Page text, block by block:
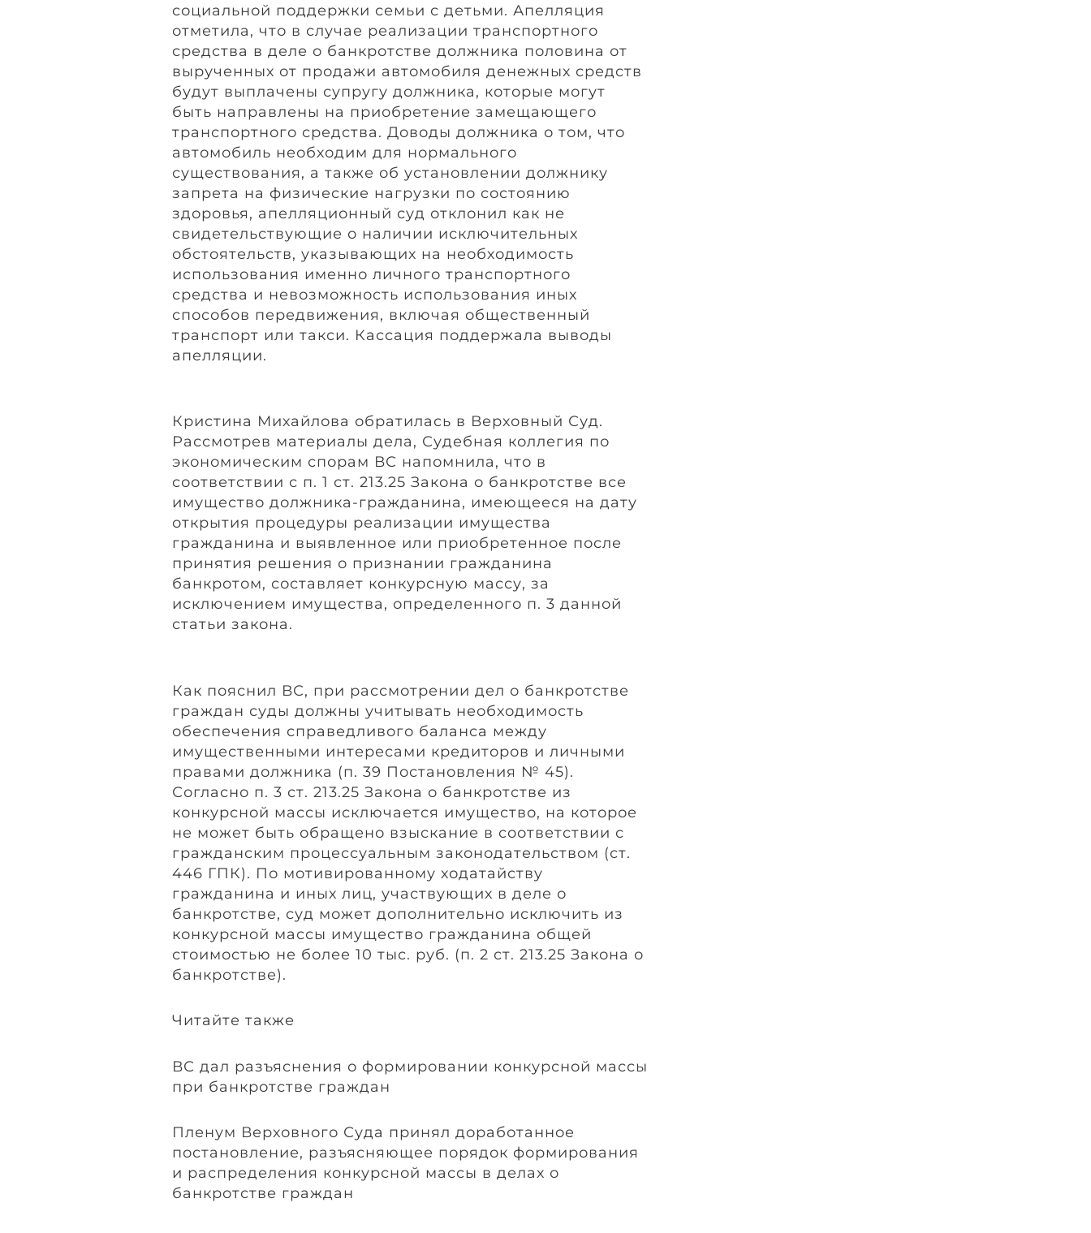
социальной поддержки семьи с детьми. Апелляция
отметила, что в случае реализации транспортного
средства в деле о банкротстве должника половина от
вырученных от продажи автомобиля денежных средств
будут выплачены супругу должника, которые могут
быть направлены на приобретение замещающего
транспортного средства. Доводы должника о том, что
автомобиль необходим для нормального
существования, а также об установлении должнику
запрета на физические нагрузки по состоянию
здоровья, апелляционный суд отклонил как не
свидетельствующие о наличии исключительных
обстоятельств, указывающих на необходимость
использования именно личного транспортного
средства и невозможность использования иных
способов передвижения, включая общественный
транспорт или такси. Кассация поддержала выводы
апелляции.
Кристина Михайлова обратилась в Верховный Суд.
Рассмотрев материалы дела, Судебная коллегия по
экономическим спорам ВС напомнила, что в
соответствии с п. 1 ст. 213.25 Закона о банкротстве все
имущество должника-гражданина, имеющееся на дату
открытия процедуры реализации имущества
гражданина и выявленное или приобретенное после
принятия решения о признании гражданина
банкротом, составляет конкурсную массу, за
исключением имущества, определенного п. 3 данной
статьи закона.
Как пояснил ВС, при рассмотрении дел о банкротстве
граждан суды должны учитывать необходимость
обеспечения справедливого баланса между
имущественными интересами кредиторов и личными
правами должника (п. 39 Постановления № 45).
Согласно п. 3 ст. 213.25 Закона о банкротстве из
конкурсной массы исключается имущество, на которое
не может быть обращено взыскание в соответствии с
гражданским процессуальным законодательством (ст.
446 ГПК). По мотивированному ходатайству
гражданина и иных лиц, участвующих в деле о
банкротстве, суд может дополнительно исключить из
конкурсной массы имущество гражданина общей
стоимостью не более 10 тыс. руб. (п. 2 ст. 213.25 Закона о
банкротстве).
Читайте также
ВС дал разъяснения о формировании конкурсной массы
при банкротстве граждан
Пленум Верховного Суда принял доработанное
постановление, разъясняющее порядок формирования
и распределения конкурсной массы в делах о
банкротстве граждан